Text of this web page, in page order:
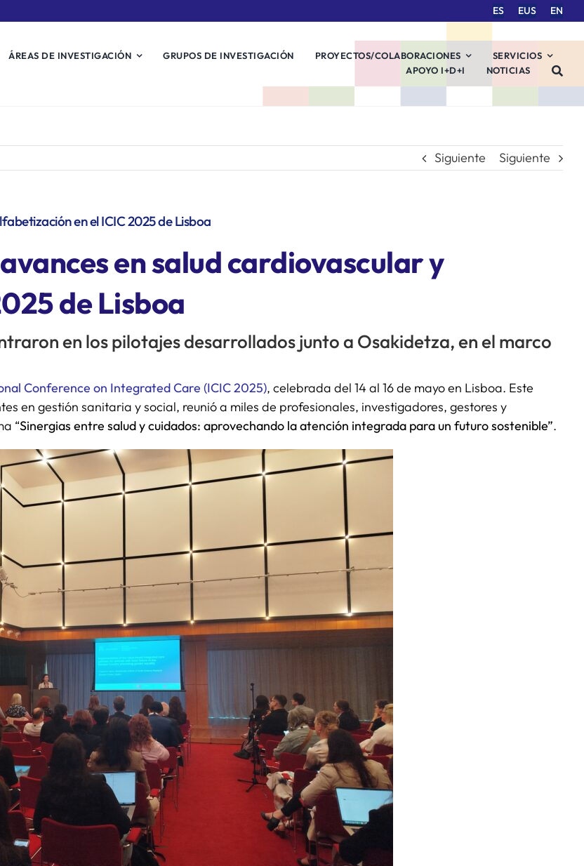
ES EUS EN
ÁREAS DE INVESTIGACIÓN GRUPOS DE INVESTIGACIÓN PROYECTOS/COLABORACIONES
SERVICIOS
APOYO I+D+I
NOTICIAS
Siguiente Siguiente
en el ICIC 2025 de Lisboa
en salud cardiovascular y
de Lisboa
en los pilotajes desarrollados junto a Osakidetza, en el marco
Conference on Integrated Care (ICIC 2025), celebrada del 14 al 16 de mayo en Lisboa. Este
en gestión sanitaria y social, reunió a miles de profesionales, investigadores, gestores y
“Sinergias entre salud y cuidados: aprovechando la atención integrada para un futuro sostenible”.